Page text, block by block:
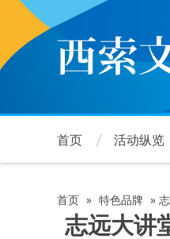
主
要
首页 活动纵览
面
首页 » 特色品牌 »
志远大讲